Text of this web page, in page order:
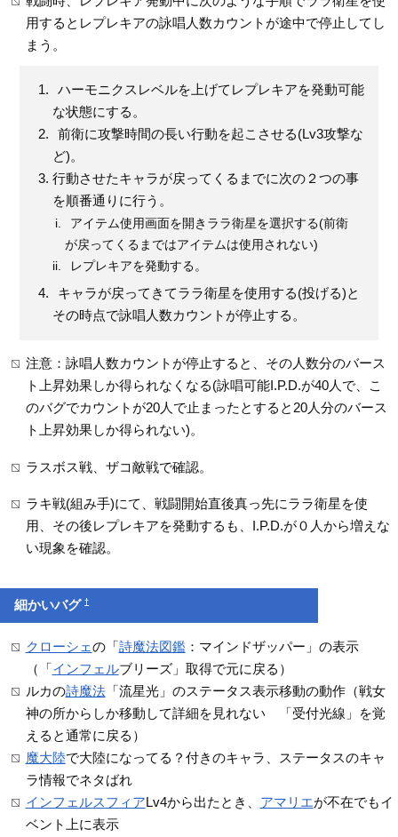
用するとレプレキアの詠唱人数カウントが途中で停止してし
まう。
ハーモニクスレベルを上げてレプレキアを発動可能
な状態にする。
前衛に攻撃時間の長い行動を起こさせる(Lv3攻撃な
ど)。
行動させたキャラが戻ってくるまでに次の２つの事
を順番通りに行う。
アイテム使用画面を開きララ衛星を選択する(前衛
が戻ってくるまではアイテムは使用されない)
レプレキアを発動する。
キャラが戻ってきてララ衛星を使用する(投げる)と
その時点で詠唱人数カウントが停止する。
注意：詠唱人数カウントが停止すると、その人数分のバース
ト上昇効果しか得られなくなる(詠唱可能I.P.D.が40人で、こ
のバグでカウントが20人で止まったとすると20人分のバース
ト上昇効果しか得られない)。
ラスボス戦、ザコ敵戦で確認。
ラキ戦(組み手)にて、戦闘開始直後真っ先にララ衛星を使
用、その後レプレキアを発動するも、I.P.D.が０人から増えな
い現象を確認。
細かいバグ†
クローシェの「詩魔法図鑑：マインドザッパー」の表示
（「インフェルブリーズ」取得で元に戻る）
ルカの詩魔法「流星光」のステータス表示移動の動作（戦女
神の所からしか移動して詳細を見れない 「受付光線」を覚
えると通常に戻る）
魔大陸で大陸になってる？付きのキャラ、ステータスのキャ
ラ情報でネタばれ
インフェルスフィアLv4から出たとき、 アマリエが不在でもイ
ベント上に表示